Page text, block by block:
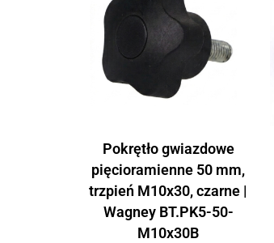
Pokrętło gwiazdowe
pięcioramienne 50 mm,
trzpień M10x30, czarne |
Wagney BT.PK5-50-
M10x30B